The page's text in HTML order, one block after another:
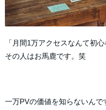
「月間1万アクセスなんて初
その人はお馬鹿です。笑
一万PVの価値を知らないんで